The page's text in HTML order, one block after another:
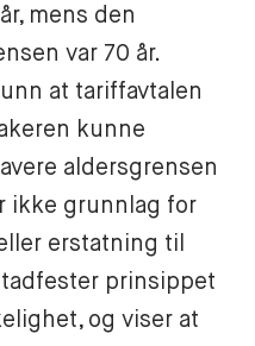
mens den
var 70 år.
at tariffavtalen
kunne
aldersgrensen
ikke grunnlag for
erstatning til
prinsippet
og viser at